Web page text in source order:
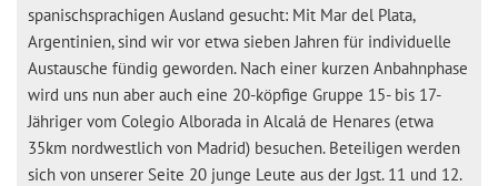
spanischsprachigen Ausland gesucht: Mit Mar del Plata,
Argentinien, sind wir vor etwa sieben Jahren für individuelle
Austausche fündig geworden. Nach einer kurzen Anbahnphase
wird uns nun aber auch eine 20-köpfige Gruppe 15- bis 17-
Jähriger vom Colegio Alborada in Alcalá de Henares (etwa
35km nordwestlich von Madrid) besuchen. Beteiligen werden
sich von unserer Seite 20 junge Leute aus der Jgst. 11 und 12.